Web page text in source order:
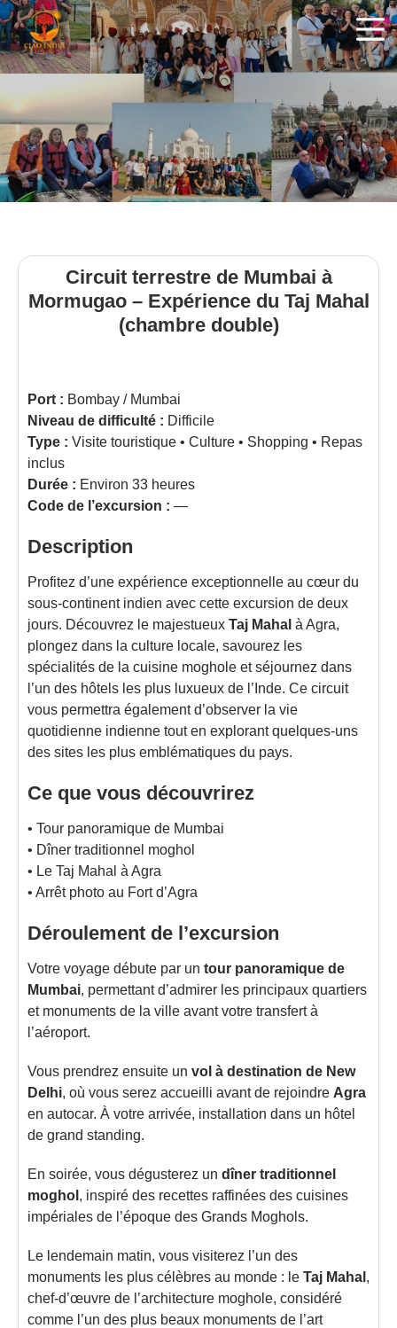
ciaoindiatours
Circuit terrestre de Mumbai à
Mormugao – Expérience du Taj Mahal
(chambre double)
Port : Bombay / Mumbai
Niveau de difficulté : Difficile
Type : Visite touristique • Culture • Shopping • Repas
inclus
Durée : Environ 33 heures
Code de l’excursion : —
Description
Profitez d’une expérience exceptionnelle au cœur du
sous-continent indien avec cette excursion de deux
jours. Découvrez le majestueux Taj Mahal à Agra,
plongez dans la culture locale, savourez les
spécialités de la cuisine moghole et séjournez dans
l’un des hôtels les plus luxueux de l’Inde. Ce circuit
vous permettra également d’observer la vie
quotidienne indienne tout en explorant quelques-uns
des sites les plus emblématiques du pays.
Ce que vous découvrirez
• Tour panoramique de Mumbai
• Dîner traditionnel moghol
• Le Taj Mahal à Agra
• Arrêt photo au Fort d’Agra
Déroulement de l’excursion
Votre voyage débute par un tour panoramique de
Mumbai, permettant d’admirer les principaux quartiers
et monuments de la ville avant votre transfert à
l’aéroport.
Vous prendrez ensuite un vol à destination de New
Delhi, où vous serez accueilli avant de rejoindre Agra
en autocar. À votre arrivée, installation dans un hôtel
de grand standing.
En soirée, vous dégusterez un dîner traditionnel
moghol , inspiré des recettes raffinées des cuisines
impériales de l’époque des Grands Moghols.
Le lendemain matin, vous visiterez l’un des
monuments les plus célèbres au monde : le Taj Mahal ,
chef-d’œuvre de l’architecture moghole, considéré
comme l’un des plus beaux monuments de l’art